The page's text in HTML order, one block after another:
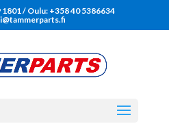
/ Oulu: +358 40 5386634